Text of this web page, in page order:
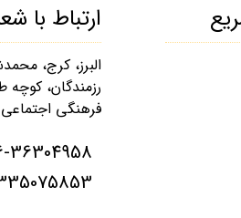
ارتباط با
البرز، کرج،
فرهنگی اجتماعی
36304958